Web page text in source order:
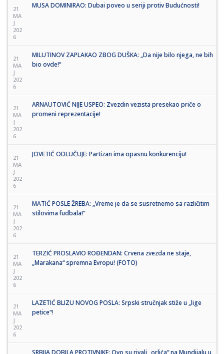
21
MA
J
202
6
MUSA DOMINIRAO: Dubai poveo u seriji protiv Budućnosti!
21
MA
J
202
6
MILUTINOV ZAPLAKAO ZBOG DUŠKA: „Da nije bilo njega, ne bih
bio ovde!“
21
MA
J
202
6
ARNAUTOVIĆ NIJE USPEO: Zvezdin vezista presekao priče o
promeni reprezentacije!
21
MA
J
202
6
JOVETIĆ ODLUČUJE: Partizan ima opasnu konkurenciju!
21
MA
J
202
6
MATIĆ POSLE ŽREBA: „Vreme je da se susretnemo sa različitim
stilovima fudbala!“
21
MA
J
202
6
TERZIĆ PROSLAVIO ROĐENDAN: Crvena zvezda ne staje,
„Marakana“ spremna Evropu! (FOTO)
21
MA
J
202
6
LAZETIĆ BLIZU NOVOG POSLA: Srpski stručnjak stiže u „lige
petice“!
SRBIJA DOBILA PROTIVNIKE: Ovo su rivali „orlića“ na Mundijalu u